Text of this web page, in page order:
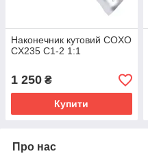
Наконечник кутовий COXO
CX235 C1-2 1:1
1 250 ₴
Купити
Про нас